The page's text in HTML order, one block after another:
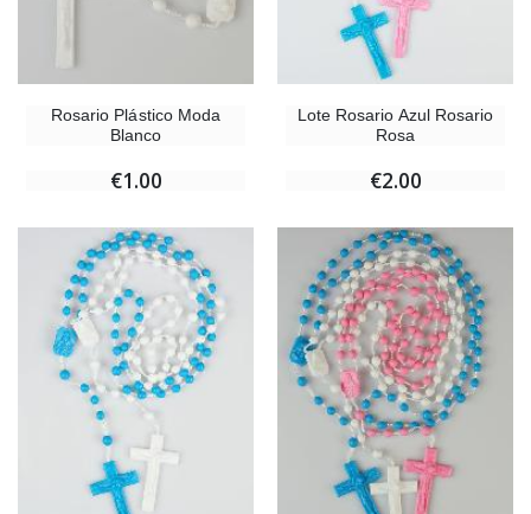
Rosario Plástico Moda
Blanco
€1.00
Lote Rosario Azul Rosario
Rosa
€2.00